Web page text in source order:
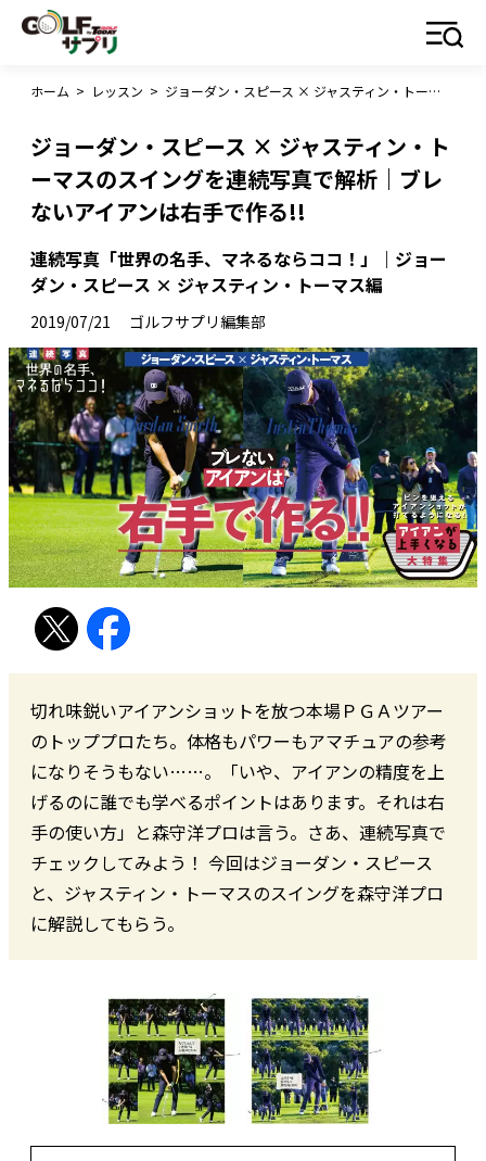
ホーム > レッスン > ジョーダン・スピース × ジャスティン・トーマスのスイングを連続写真で解析｜ブレないアイアンは右手で作る!!
ジョーダン・スピース × ジャスティン・ト
ーマスのスイングを連続写真で解析｜ブレ
ないアイアンは右手で作る!!
連続写真「世界の名手、マネるならココ！」｜ジョー
ダン・スピース × ジャスティン・トーマス編
2019/07/21 ゴルフサプリ編集部
切れ味鋭いアイアンショットを放つ本場ＰＧＡツアー
のトッププロたち。体格もパワーもアマチュアの参考
になりそうもない……。「いや、アイアンの精度を上
げるのに誰でも学べるポイントはあります。それは右
手の使い方」と森守洋プロは言う。さあ、連続写真で
チェックしてみよう！ 今回はジョーダン・スピース
と、ジャスティン・トーマスのスイングを森守洋プロ
に解説してもらう。